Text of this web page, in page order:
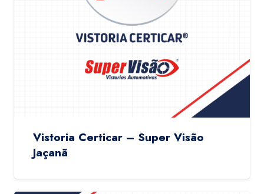
Vistoria Certicar – Super Visão
Jaçanã